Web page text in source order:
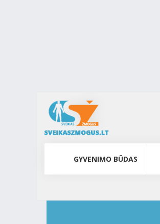
GYVENIMO BŪDAS